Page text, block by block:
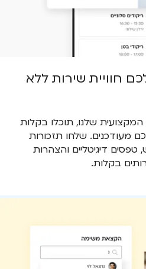
חוויית שירות ללא
שלנו, תוכלו בקלות
מעודכנים. שלחו תזכורות
דיגיטליים והצהרות
בקלות.